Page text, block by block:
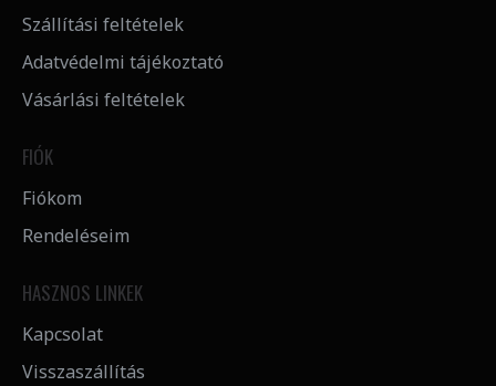
Szállítási feltételek
Adatvédelmi tájékoztató
Vásárlási feltételek
FIÓK
Fiókom
Rendeléseim
HASZNOS LINKEK
Kapcsolat
Visszaszállítás